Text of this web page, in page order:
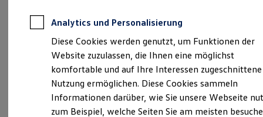
Für Privatkunden
Für Gewerbekunden
Profi Paket
TopDeal
Gebrauchtwagen
ProfiPartner für Gebrauchtwagen
Zertifizierte Gebrauchtwagen
Finanzierung
Für Privatkunden
Verantwortlich für die Inhalte auf dieser Seite ist die MAHAG
Automobilhandel und Service GmbH - Co. oHG
Impressum & Rechtliches)
Analytics und Personalisierung
Diese Cookies werden genutzt, um Funktionen der
Website zuzulassen, die Ihnen eine möglichst
komfortable und auf Ihre Interessen zugeschnittene
Nutzung ermöglichen. Diese Cookies sammeln
Informationen darüber, wie Sie unsere Webseite
zum Beispiel, welche Seiten Sie am meisten